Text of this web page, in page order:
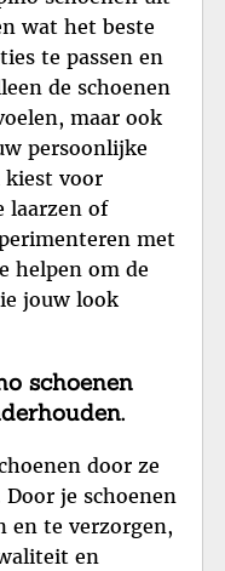
wat het beste
te passen en
de schoenen
maar ook
persoonlijke
kiest voor
laarzen of
met
helpen om de
jouw look
schoenen
door ze
je schoenen
en te verzorgen,
en